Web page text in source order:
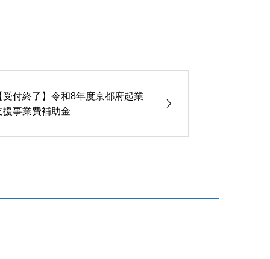
受付終了】令和8年度京都府起業
援事業費補助金